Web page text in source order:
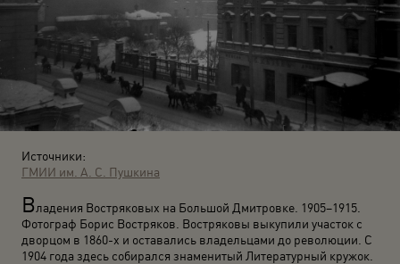
Источники:
ГМИИ им. А. С. Пушкина
Владения Востряковых на Большой Дмитровке. 1905–1915.
Фотограф Борис Востряков. Востряковы выкупили участок с
дворцом в 1860-х и оставались владельцами до революции. С
1904 года здесь собирался знаменитый Литературный кружок.